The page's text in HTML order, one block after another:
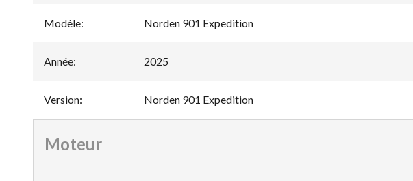
Modèle: Norden 901 Expedition
Année: 2025
Version: Norden 901 Expedition
Moteur